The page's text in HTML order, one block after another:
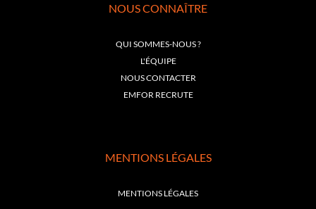
NOUS CONNAÎTRE
QUI SOMMES-NOUS ?
L'ÉQUIPE
NOUS CONTACTER
EMFOR RECRUTE
MENTIONS LÉGALES
MENTIONS LÉGALES